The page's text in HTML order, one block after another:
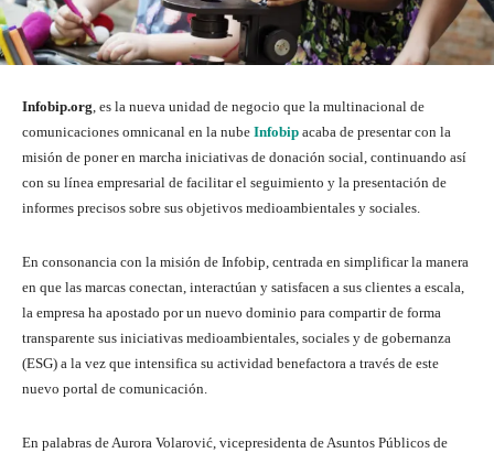
Infobip.org, es la nueva unidad de negocio que la multinacional de
comunicaciones omnicanal en la nube Infobip acaba de presentar con la
misión de poner en marcha iniciativas de donación social, continuando así
con su línea empresarial de facilitar el seguimiento y la presentación de
informes precisos sobre sus objetivos medioambientales y sociales.
En consonancia con la misión de Infobip, centrada en simplificar la manera
en que las marcas conectan, interactúan y satisfacen a sus clientes a escala,
la empresa ha apostado por un nuevo dominio para compartir de forma
transparente sus iniciativas medioambientales, sociales y de gobernanza
(ESG) a la vez que intensifica su actividad benefactora a través de este
nuevo portal de comunicación.
En palabras de Aurora Volarović, vicepresidenta de Asuntos Públicos de